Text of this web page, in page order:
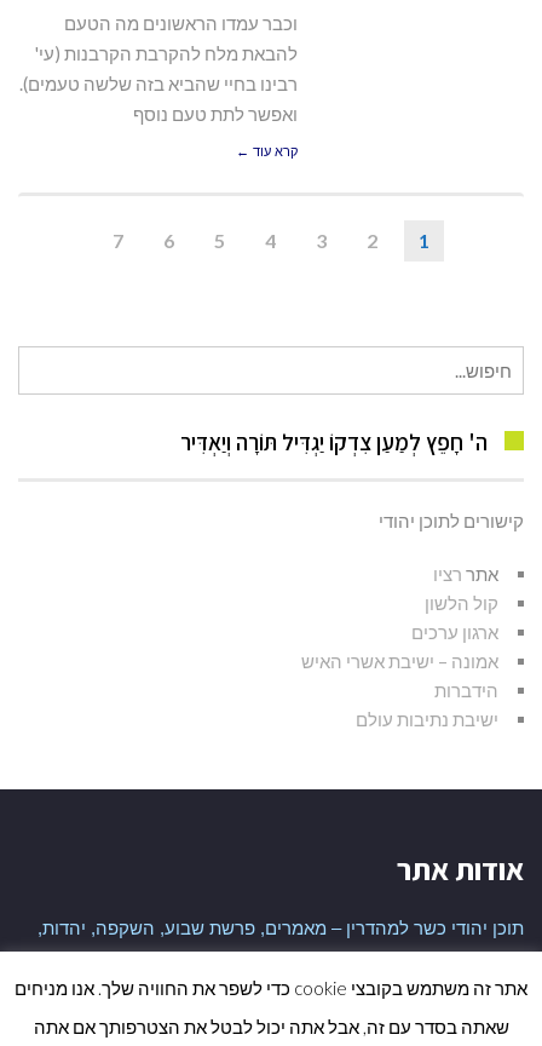
וכבר עמדו הראשונים מה הטעם
להבאת מלח להקרבת הקרבנות (עי'
רבינו בחיי שהביא בזה שלשה טעמים).
ואפשר לתת טעם נוסף
קרא עוד ←
1
2
3
4
5
6
7
עבור:
ה' חָפֵץ לְמַעַן צִדְקוֹ יַגְדִּיל תּוֹרָה וְיַאְדִּיר
קישורים לתוכן יהודי
אתר רציו
קול הלשון
ארגון ערכים
אמונה – ישיבת אשרי האיש
הידברות
ישיבת נתיבות עולם
אודות אתר
תוכן יהודי כשר למהדרין – מאמרים, פרשת שבוע, השקפה, יהדות,
היסטוריה יהודית ועוד
אתר זה משתמש בקובצי cookie כדי לשפר את החוויה שלך. אנו מניחים
שאתה בסדר עם זה, אבל אתה יכול לבטל את הצטרפותך אם אתה